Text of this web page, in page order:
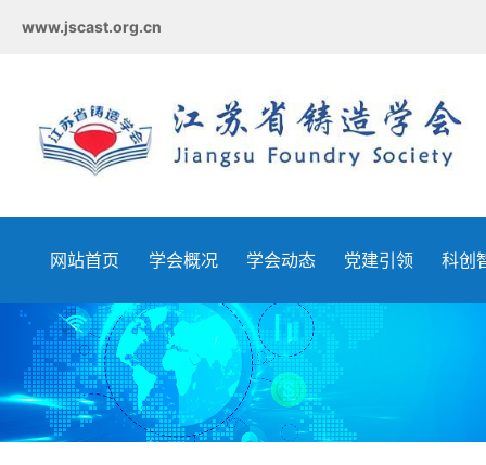
www.jscast.org.cn
网站首页 学会概况 学会动态 党建引领 科创